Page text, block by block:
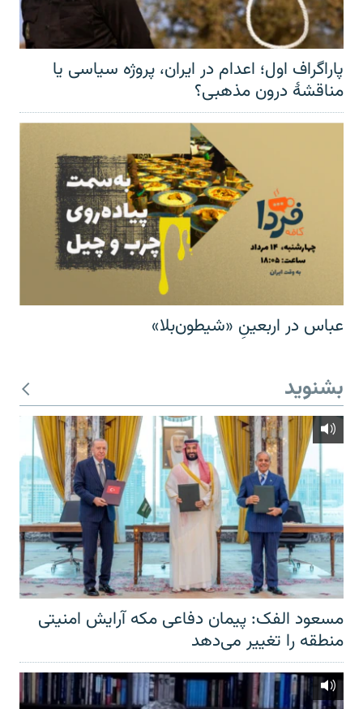
پاراگراف اول؛ اعدام در ایران، پروژه سیاسی یا
مناقشهٔ درون مذهبی؟
عباس در اربعینِ «شیطون‌بلا»
بشنوید
مسعود الفک: پیمان دفاعی مکه آرایش امنیتی
منطقه را تغییر می‌دهد